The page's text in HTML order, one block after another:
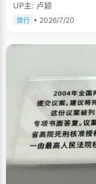
UP主: 卢颖
旅行 • 2026/7/20